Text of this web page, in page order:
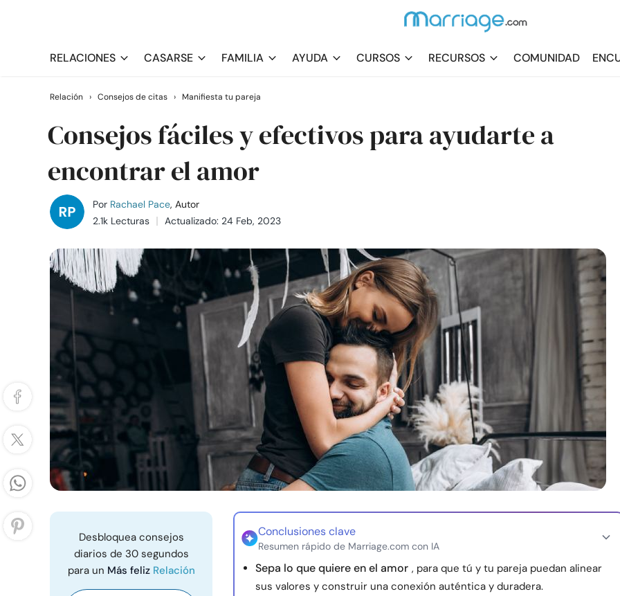
RELACIONES CASARSE FAMILIA AYUDA CURSOS RECURSOS COMUNIDAD
Relación › Consejos de citas › Manifiesta tu pareja
Consejos fáciles y efectivos para ayudarte a
encontrar el amor
Por Rachael Pace, Autor
2.1k Lecturas
Actualizado: 24 Feb, 2023
Desbloquea consejos
diarios de 30 segundos
para un Más feliz Relación
Conclusiones clave
Resumen rápido de Marriage.com con IA
Sepa lo que quiere en el amor , para que tú y tu pareja puedan alinear
sus valores y construir una conexión auténtica y duradera.